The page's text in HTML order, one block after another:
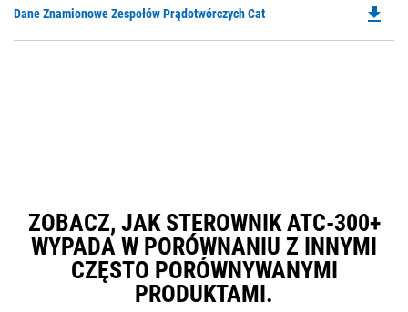
a
Dane Znamionowe Zespołów Prądotwórczych Cat file_download
ZOBACZ, JAK STEROWNIK ATC-300+
WYPADA W PORÓWNANIU Z INNYMI
CZĘSTO PORÓWNYWANYMI
PRODUKTAMI.